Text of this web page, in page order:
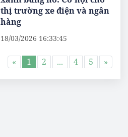
thị trường xe điện và ngân
hàng
18/03/2026 16:33:45
« 1 2 ... 4 5 »